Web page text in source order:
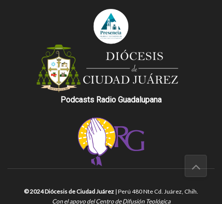
Podcasts Radio Guadalupana
© 2024 Diócesis de Ciudad Juárez | Perú 480 Nte Cd. Juárez, Chih.
Con el apoyo del Centro de Difusión Teológica